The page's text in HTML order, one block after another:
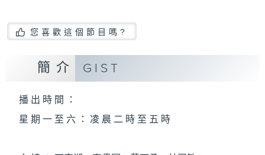
您喜歡這個節目嗎?
簡介 GIST
播 出 時 間 ：
星 期 一 至 六 ： 凌 晨 二 時 至 五 時